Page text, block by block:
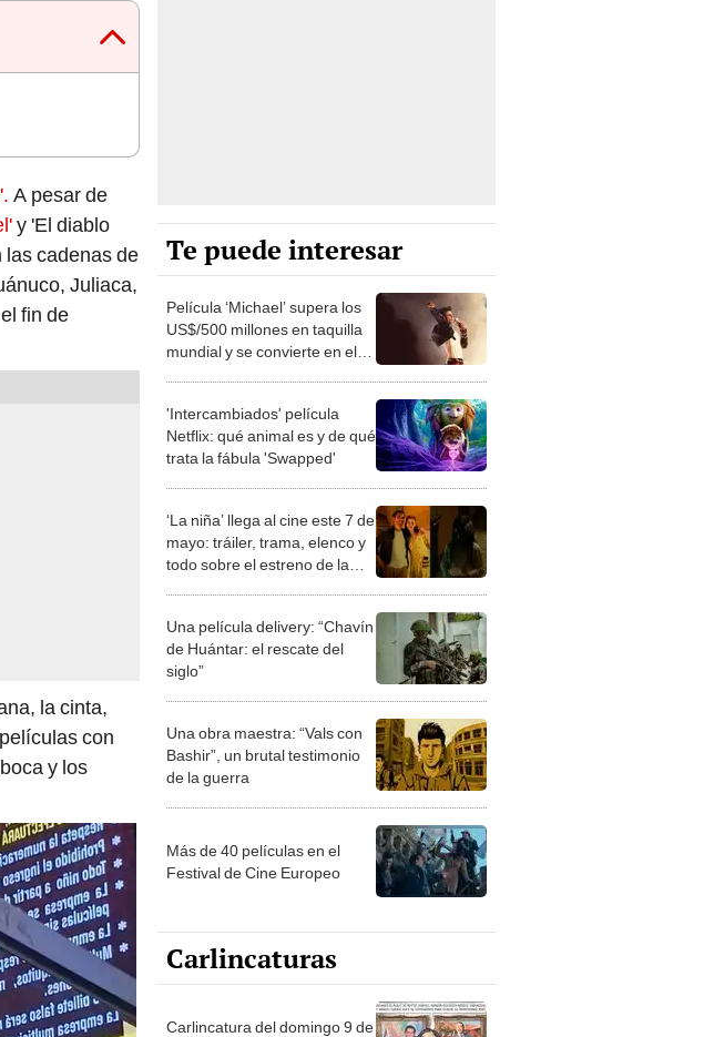
A pesar de
y 'El diablo
las cadenas de
Juliaca,
fin de
la cinta,
con
y los
Te puede interesar
Película ‘Michael’ supera los
US$/500 millones en taquilla
mundial y se convierte en el
'Intercambiados' película
Netflix: qué animal es y de qué
trata la fábula 'Swapped'
‘La niña’ llega al cine este 7 de
mayo: tráiler, trama, elenco y
todo sobre el estreno de la
Una película delivery: “Chavín
de Huántar: el rescate del
siglo”
Una obra maestra: “Vals con
Bashir”, un brutal testimonio
de la guerra
Más de 40 películas en el
Festival de Cine Europeo
Carlincaturas
Carlincatura del domingo 9 de